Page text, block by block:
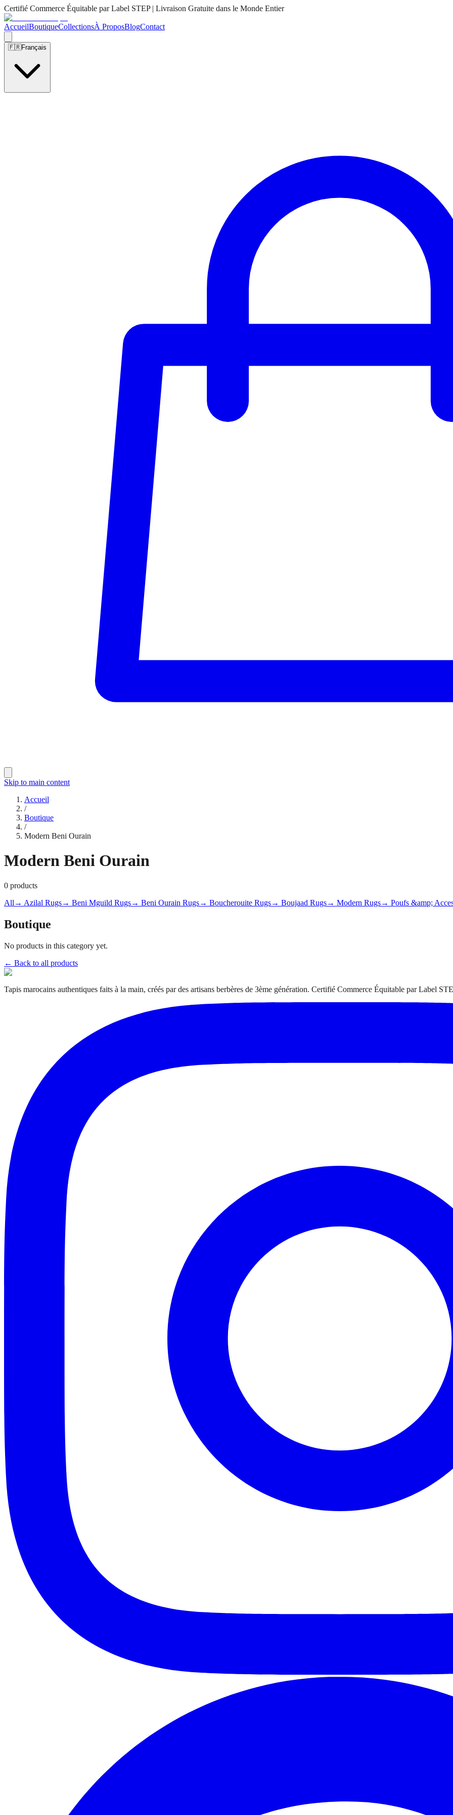
Certifié Commerce Équitable par Label STEP | Livraison Gratuite dans le Monde Entier
AccueilBoutiqueCollectionsÀ ProposBlogContact
🇫🇷Français
Skip to main content
Accueil
/
Boutique
/
Modern Beni Ourain
Modern Beni Ourain
0 products
All → Azilal Rugs→ Beni Mguild Rugs→ Beni Ourain Rugs→ Boucherouite Rugs→ Boujaad Rugs→ Modern Rugs→ Poufs &amp;
Boutique
No products in this category yet.
← Back to all products
Tapis marocains authentiques faits à la main, créés par des artisans berbères de 3ème génération. Certifié Commerce Équitable par Label